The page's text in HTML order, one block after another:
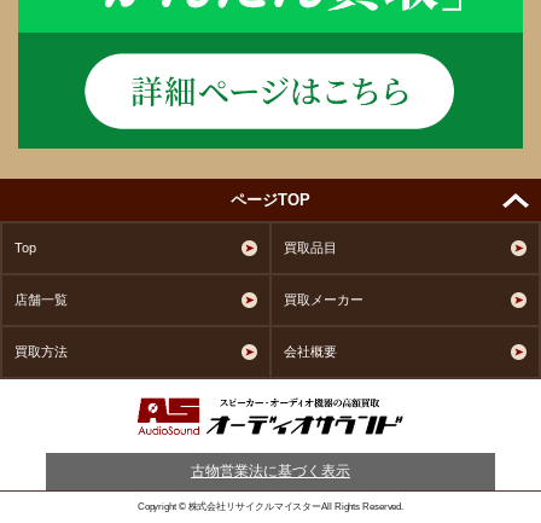
ページTOP
Top 買取品目
店舗一覧 買取メーカー
買取方法 会社概要
古物営業法に基づく表示
Copyright © 株式会社リサイクルマイスターAll Rights Reserved.